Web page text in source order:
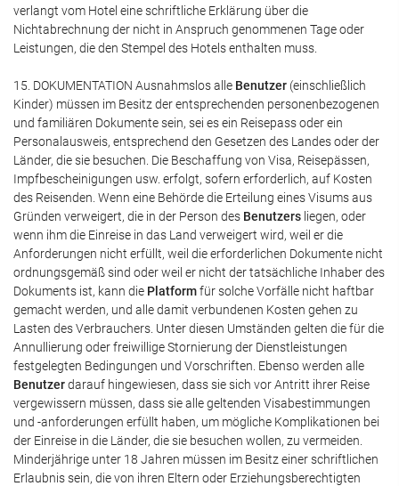
verlangt vom Hotel eine schriftliche Erklärung über die
Nichtabrechnung der nicht in Anspruch genommenen Tage oder
Leistungen, die den Stempel des Hotels enthalten muss.
15. DOKUMENTATION Ausnahmslos alle Benutzer (einschließlich
Kinder) müssen im Besitz der entsprechenden personenbezogenen
und familiären Dokumente sein, sei es ein Reisepass oder ein
Personalausweis, entsprechend den Gesetzen des Landes oder der
Länder, die sie besuchen. Die Beschaffung von Visa, Reisepässen,
Impfbescheinigungen usw. erfolgt, sofern erforderlich, auf Kosten
des Reisenden. Wenn eine Behörde die Erteilung eines Visums aus
Gründen verweigert, die in der Person des Benutzers liegen, oder
wenn ihm die Einreise in das Land verweigert wird, weil er die
Anforderungen nicht erfüllt, weil die erforderlichen Dokumente nicht
ordnungsgemäß sind oder weil er nicht der tatsächliche Inhaber des
Dokuments ist, kann die Platformfür solche Vorfälle nicht haftbar
gemacht werden, und alle damit verbundenen Kosten gehen zu
Lasten des Verbrauchers. Unter diesen Umständen gelten die für die
Annullierung oder freiwillige Stornierung der Dienstleistungen
festgelegten Bedingungen und Vorschriften. Ebenso werden alle
Benutzerdarauf hingewiesen, dass sie sich vor Antritt ihrer Reise
vergewissern müssen, dass sie alle geltenden Visabestimmungen
und -anforderungen erfüllt haben, um mögliche Komplikationen bei
der Einreise in die Länder, die sie besuchen wollen, zu vermeiden.
Minderjährige unter 18 Jahren müssen im Besitz einer schriftlichen
Erlaubnis sein, die von ihren Eltern oder Erziehungsberechtigten